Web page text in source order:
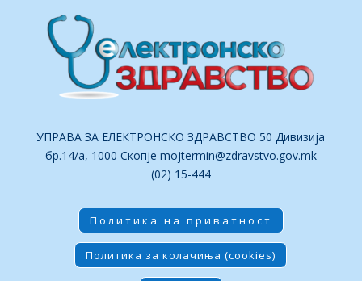
УПРАВА ЗА ЕЛЕКТРОНСКО ЗДРАВСТВО 50 Дивизија
бр.14/а, 1000 Скопје mojtermin@zdravstvo.gov.mk
(02) 15-444
Политика на приватност
Политика за колачиња (cookies)